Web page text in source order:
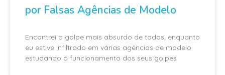
por Falsas Agências de Modelo
Encontrei o golpe mais absurdo de todos, enquanto
eu estive infiltrado em várias agências de modelo
estudando o funcionamento dos seus golpes